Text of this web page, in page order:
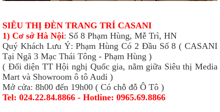
SIÊU THỊ ĐÈN TRANG TRÍ CASANI
1) Cơ sở Hà Nội: Số 8 Phạm Hùng, Mễ Trì, HN
Quý Khách Lưu Ý: Phạm Hùng Có 2 Đầu Số 8 ( CASANI
Tại Ngã 3 Mạc Thái Tông - Phạm Hùng )
( Đối diện TT Hội nghị Quốc gia, nằm giữa Siêu thị Media
Mart và Showroom ô tô Audi )
Mở cửa: 8h00 đến 19h00 ( Có chỗ đỗ Ô Tô )
Tel: 024.22.84.8866 - Hotline: 0965.69.8866